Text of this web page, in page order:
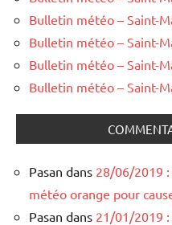
Bulletin météo – Saint-
Bulletin météo – Saint-
Bulletin météo – Saint-
Bulletin météo – Saint-
Pasan dans 28/06/2019 :
météo orange pour
Pasan dans 21/01/2019